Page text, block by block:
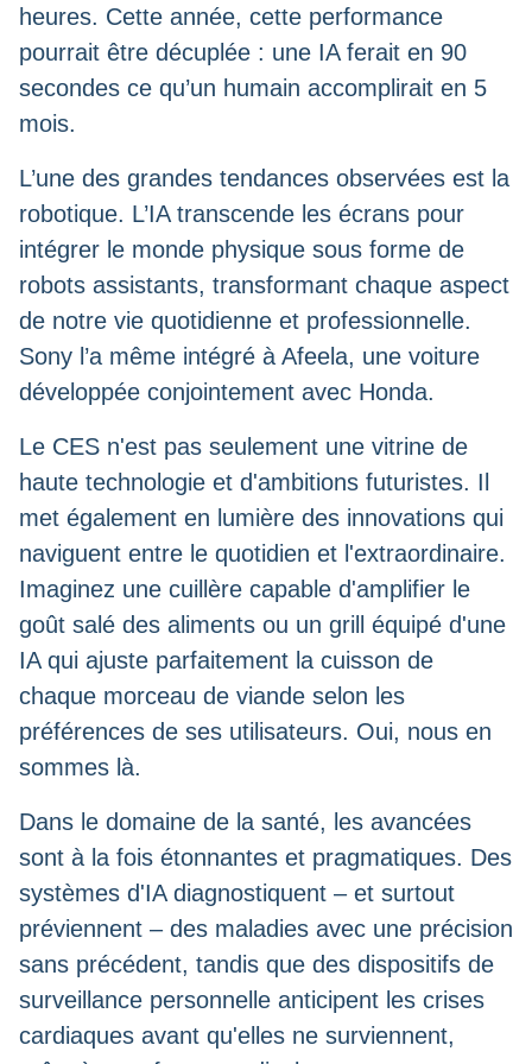
heures. Cette année, cette performance
pourrait être décuplée : une IA ferait en 90
secondes ce qu’un humain accomplirait en 5
mois.
L’une des grandes tendances observées est la
robotique. L’IA transcende les écrans pour
intégrer le monde physique sous forme de
robots assistants, transformant chaque aspect
de notre vie quotidienne et professionnelle.
Sony l’a même intégré à Afeela, une voiture
développée conjointement avec Honda.
Le CES n'est pas seulement une vitrine de
haute technologie et d'ambitions futuristes. Il
met également en lumière des innovations qui
naviguent entre le quotidien et l'extraordinaire.
Imaginez une cuillère capable d'amplifier le
goût salé des aliments ou un grill équipé d'une
IA qui ajuste parfaitement la cuisson de
chaque morceau de viande selon les
préférences de ses utilisateurs. Oui, nous en
sommes là.
Dans le domaine de la santé, les avancées
sont à la fois étonnantes et pragmatiques. Des
systèmes d'IA diagnostiquent – et surtout
préviennent – des maladies avec une précision
sans précédent, tandis que des dispositifs de
surveillance personnelle anticipent les crises
cardiaques avant qu'elles ne surviennent,